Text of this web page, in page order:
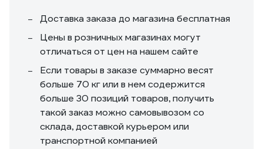
Доставка заказа до магазина бесплатная
Цены в розничных магазинах могут
отличаться от цен на нашем сайте
Если товары в заказе суммарно весят
больше 70 кг или в нем содержится
больше 30 позиций товаров, получить
такой заказ можно самовывозом со
склада, доставкой курьером или
транспортной компанией